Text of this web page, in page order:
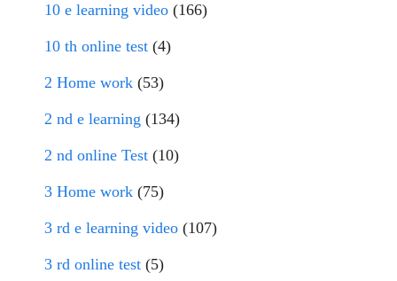
10 e learning video (166)
10 th online test (4)
2 Home work (53)
2 nd e learning (134)
2 nd online Test (10)
3 Home work (75)
3 rd e learning video (107)
3 rd online test (5)